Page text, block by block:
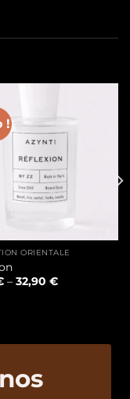
!
ORIENTALE
– 32,90 €